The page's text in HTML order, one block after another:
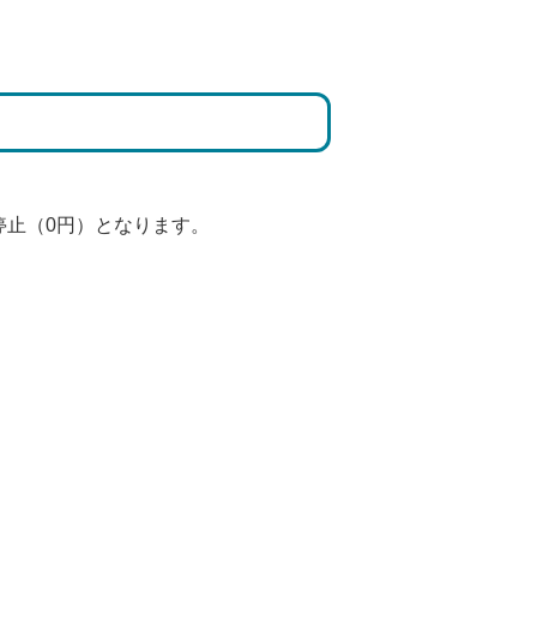
止（0円）となります。